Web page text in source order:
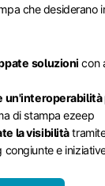
che desiderano
soluzioni con
di stampa ezeep
la visibilità
congiunte e